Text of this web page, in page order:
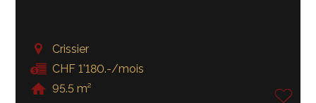
Crissier
CHF 1'180.-/mois
95.5 m²